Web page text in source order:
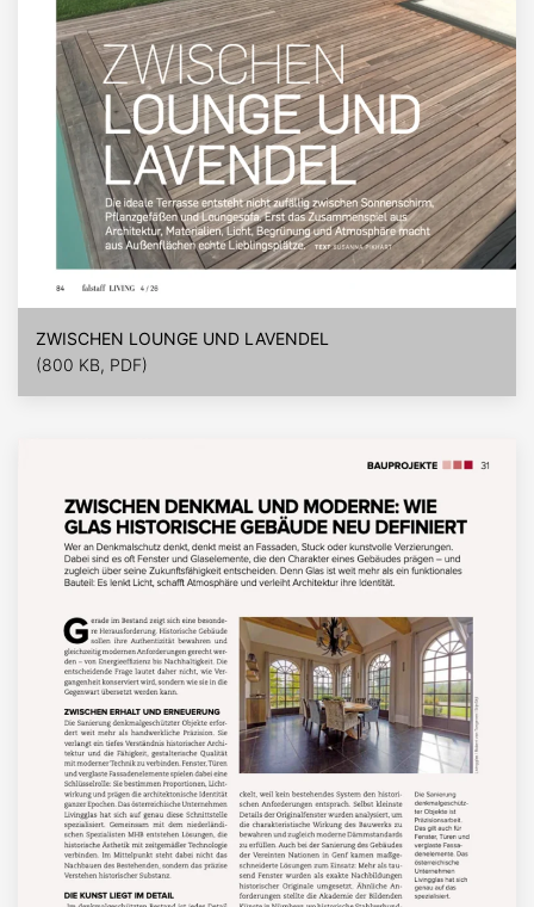
ZWISCHEN LOUNGE UND LAVENDEL
(800 KB, PDF)